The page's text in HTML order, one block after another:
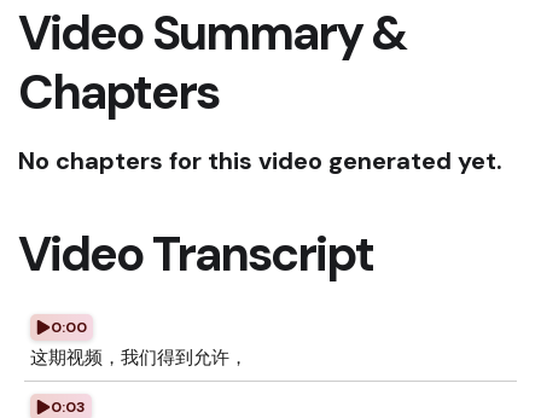
Video Summary &
Chapters
No chapters for this video generated yet.
Video Transcript
0:00
这期视频，我们得到允许，
0:03